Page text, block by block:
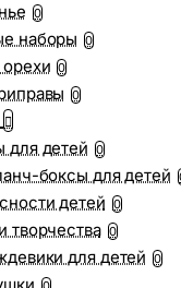
0
наборы 0
0
0
для детей 0
боксы для детей
детей 0
творчества 0
для детей 0